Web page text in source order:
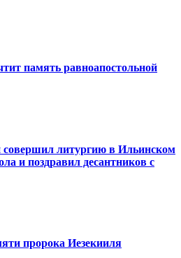
память равноапостольной
литургию в Ильинском
и поздравил десантников с
пророка Иезекииля